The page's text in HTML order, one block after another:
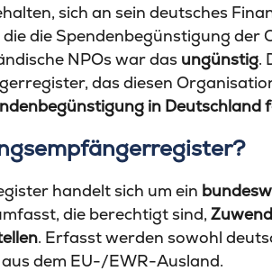
sich an sein deutsches
die Spendenbegünstigung der
NPOs war das ungünstig.
das diesen
in Deutschland
handelt sich um ein
die berechtigt sind,
. Erfasst werden sowohl
dem EU-/EWR-Ausland.